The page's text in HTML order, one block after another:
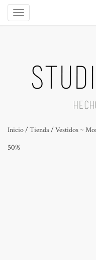
Inicio/ Tienda/ Vestidos ~
50%